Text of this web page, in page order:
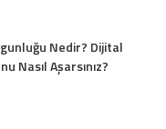
Nedir? Dijital
Nasıl Aşarsınız?